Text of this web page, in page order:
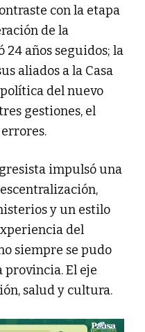
con la etapa
de la
24 años seguidos; la
aliados a la Casa
del nuevo
gestiones, el
impulsó una
y un estilo
del
siempre se pudo
provincia. El eje
salud y cultura.